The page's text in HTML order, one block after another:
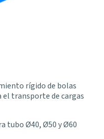
rígido de bolas
el transporte de cargas
tubo Ø40, Ø50 y Ø60